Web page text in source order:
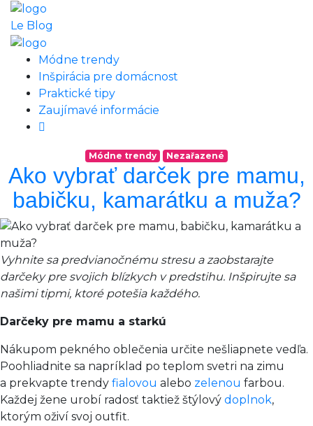
Le Blog
Módne trendy
Inšpirácia pre domácnost
Praktické tipy
Zaujímavé informácie
Módne trendy Nezařazené
Ako vybrať darček pre mamu,
babičku, kamarátku a muža?
Vyhnite sa predvianočnému stresu a zaobstarajte
darčeky pre svojich blízkych v predstihu. Inšpirujte sa
našimi tipmi, ktoré potešia každého.
Darčeky pre mamu a starkú
Nákupom pekného oblečenia určite nešliapnete vedľa.
Poohliadnite sa napríklad po teplom svetri na zimu
a prekvapte trendy fialovou alebo zelenou farbou.
Každej žene urobí radosť taktiež štýlový doplnok,
ktorým oživí svoj outfit.